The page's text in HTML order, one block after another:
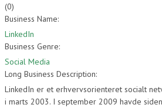
(0)
Business Name:
LinkedIn
Business Genre:
Social Media
Long Business Description:
LinkedIn er et erhvervsorienteret socialt
i marts 2003. I september 2009 havde